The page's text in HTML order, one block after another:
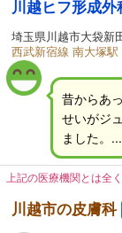
川越ヒフ形成
埼玉県川越市大袋新
西武新宿線 南大塚駅
昔からあ
せいがジ
ました。
上記の医療機関とは全
川越市の皮膚科